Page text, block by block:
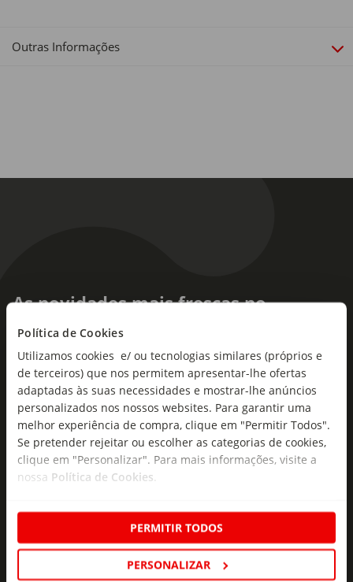
Política de Cookies
Utilizamos cookies e/ ou tecnologias similares (próprios e
de terceiros) que nos permitem apresentar-lhe ofertas
adaptadas às suas necessidades e mostrar-lhe anúncios
personalizados nos nossos websites. Para garantir uma
melhor experiência de compra, clique em "Permitir Todos".
Se pretender rejeitar ou escolher as categorias de cookies,
clique em "Personalizar". Para mais informações, visite a
nossa Política de Cookies
PERMITIR TODOS
PERSONALIZAR
Outras Informações
As novidades mais frescas no
seu e-mail!
Subscreva e descubra campanhas exclusivas,
ofertas e novidades para si.
Insira o seu e-
mail
Subscrever
Fale Connosco
Formulário de Contacto